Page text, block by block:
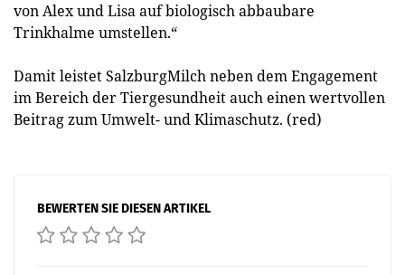
von Alex und Lisa auf biologisch abbaubare
Trinkhalme umstellen.“
Damit leistet SalzburgMilch neben dem Engagement
im Bereich der Tiergesundheit auch einen wertvollen
Beitrag zum Umwelt- und Klimaschutz. (red)
BEWERTEN SIE DIESEN ARTIKEL